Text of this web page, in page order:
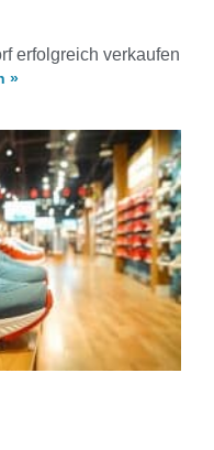
erfolgreich verkaufen
»